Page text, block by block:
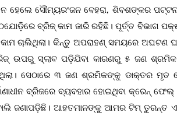
ହେଲେ ସୌମ୍ୟରଂଜନ ବେହରା, ଶିବଶଙ୍କର
ବ୍ରିଜ୍ କାମ ଜାରି ରହିଛି। ପୂର୍ତ୍ତ ବିଭାଗ
ଚାଲିଥିଲା। କିନ୍ତୁ ଅପରାହଣ୍ ସମୟରେ ଅଘଟଣ
ଉପରୁ ସ୍ଲାବ ପଡ଼ିଯିବା କାରଣରୁ ୫ ଜଣ
ସେଠାରେ ୩ ଜଣ ଶ୍ରମିକଙ୍କୁ ଡାକ୍ତର ମୃତ
ବ୍ରିଜରେ ବ୍ୟବହାର ହୋଇଥିବା କ୍ରେନ୍ ଫେଲ୍
ଜଣାପଡ଼ିଛି। ଆହତମାନଙ୍କୁ ଆମର ଟିମ୍ ତୁରନ୍ତ